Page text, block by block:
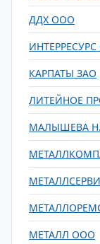
ДДХ ООО
КАРПАТЫ ЗАО
ЛИТЕЙНОЕ
МАЛЫШЕВА
МЕТАЛЛ ООО